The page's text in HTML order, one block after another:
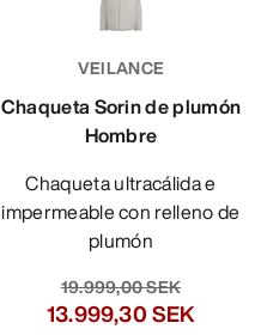
VEILANCE
Chaqueta Sorin de plumón
Hombre
Chaqueta ultracálida e
impermeable con relleno de
plumón
19.999,00 SEK
13.999,30 SEK